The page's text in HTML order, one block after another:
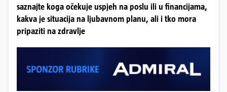
saznajte koga očekuje uspjeh na poslu ili u financijama,
kakva je situacija na ljubavnom planu, ali i tko mora
pripaziti na zdravlje